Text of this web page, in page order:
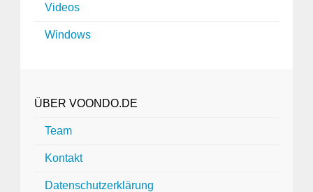
Videos
Windows
ÜBER VOONDO.DE
Team
Kontakt
Datenschutzerklärung